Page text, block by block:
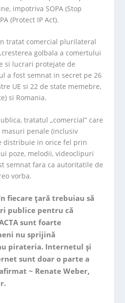
impotriva SOPA (Stop
(Protect IP Act).
tratat comercial plurilateral
golbala a comertului
si lucrari protejate de
a fost semnat in secret pe 26
UE si 22 de state memebre,
si Romania.
tratatul „comercial” care
penale (inclusiv
distribuie in orice fel prin
poze, melodii, videoclipuri
semnat fara ca autoritatile de
vorba.
fiecare ţară trebuiau să
publice pentru că
sunt foarte
nu sprijină
pirateria. Internetul şi
sunt doar o parte a
~ Renate Weber,